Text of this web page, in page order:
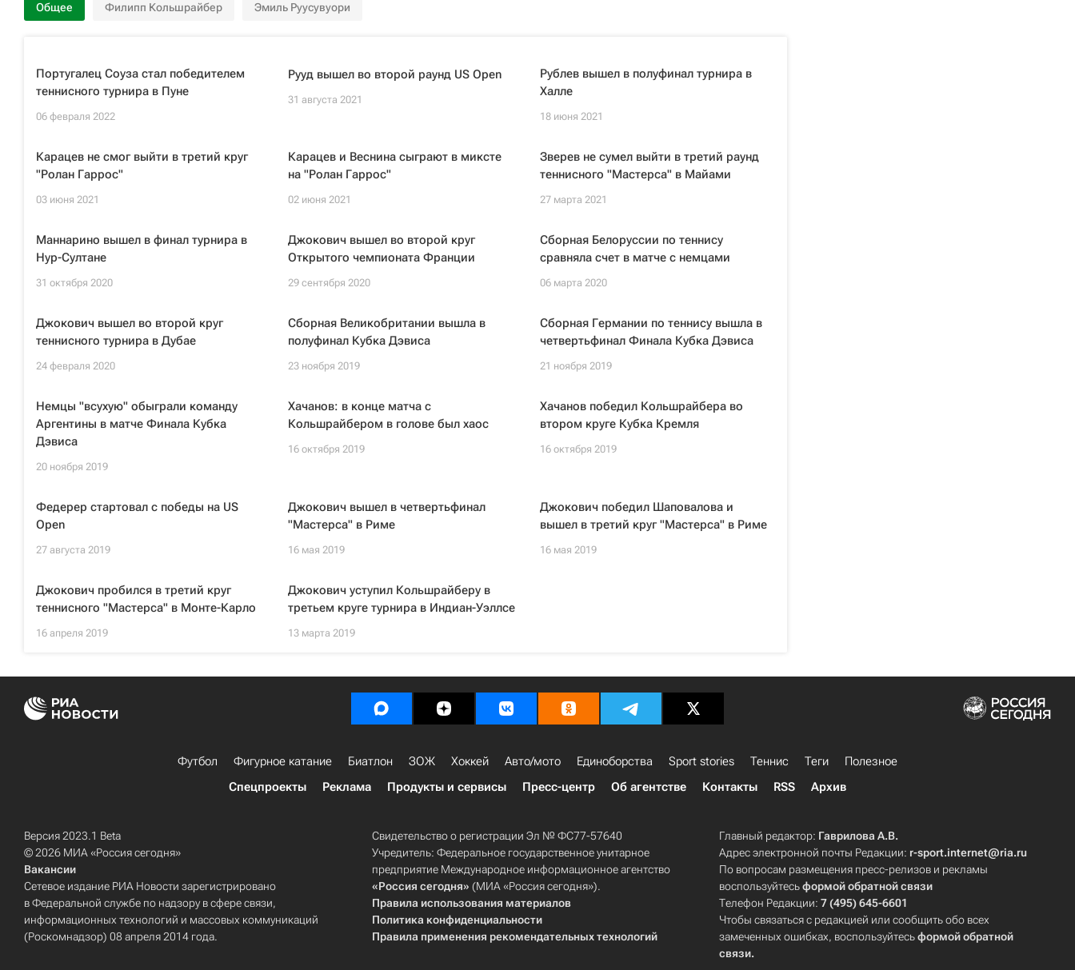
Общее Филипп Кольшрайбер Эмиль Руусувуори
Португалец Соуза стал победителем
теннисного турнира в Пуне
06 февраля 2022
Рууд вышел во второй раунд US Open
31 августа 2021
Рублев вышел в полуфинал турнира в
Халле
18 июня 2021
Карацев не смог выйти в третий круг
"Ролан Гаррос"
03 июня 2021
Карацев и Веснина сыграют в миксте
на "Ролан Гаррос"
02 июня 2021
Зверев не сумел выйти в третий раунд
теннисного "Мастерса" в Майами
27 марта 2021
Маннарино вышел в финал турнира в
Нур-Султане
31 октября 2020
Джокович вышел во второй круг
Открытого чемпионата Франции
29 сентября 2020
Сборная Белоруссии по теннису
сравняла счет в матче с немцами
06 марта 2020
Джокович вышел во второй круг
теннисного турнира в Дубае
24 февраля 2020
Сборная Великобритании вышла в
полуфинал Кубка Дэвиса
23 ноября 2019
Сборная Германии по теннису вышла в
четвертьфинал Финала Кубка Дэвиса
21 ноября 2019
Немцы "всухую" обыграли команду
Аргентины в матче Финала Кубка
Дэвиса
20 ноября 2019
Хачанов: в конце матча с
Кольшрайбером в голове был хаос
16 октября 2019
Хачанов победил Кольшрайбера во
втором круге Кубка Кремля
16 октября 2019
Федерер стартовал с победы на US
Open
27 августа 2019
Джокович вышел в четвертьфинал
"Мастерса" в Риме
16 мая 2019
Джокович победил Шаповалова и
вышел в третий круг "Мастерса" в Риме
16 мая 2019
Джокович пробился в третий круг
теннисного "Мастерса" в Монте-Карло
16 апреля 2019
Джокович уступил Кольшрайберу в
третьем круге турнира в Индиан-Уэллсе
13 марта 2019
Футбол Фигурное катание Биатлон ЗОЖ Хоккей Авто/мото Единоборства Sport stories Теннис Теги
Полезное
Спецпроекты
Реклама Продукты и сервисы Пресс-центр Об агентстве Контакты RSS Архив
Версия 2023.1 Beta
© 2026 МИА «Россия сегодня»
Вакансии
Сетевое издание РИА Новости зарегистрировано
в Федеральной службе по надзору в сфере связи,
информационных технологий и массовых коммуникаций
(Роскомнадзор) 08 апреля 2014 года.
Свидетельство о регистрации Эл № ФС77-57640
Учредитель: Федеральное государственное унитарное
предприятие Международное информационное агентство
«Россия сегодня» (МИА «Россия сегодня»).
Правила использования материалов
Политика конфиденциальности
Правила применения рекомендательных технологий
Главный редактор: Гаврилова А.В.
Адрес электронной почты Редакции: r-sport.internet@ria.ru
По вопросам размещения пресс-релизов и рекламы
воспользуйтесьформой обратной связи
Телефон Редакции:7 (495) 645-6601
Чтобы связаться с редакцией или сообщить обо всех
замеченных ошибках, воспользуйтесьформой обратной
связи.